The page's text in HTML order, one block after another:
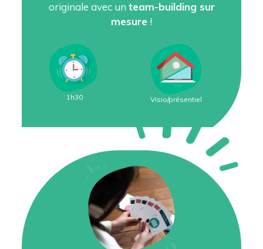
originale avec un team-building sur
mesure !
1h30 Visio/présentiel